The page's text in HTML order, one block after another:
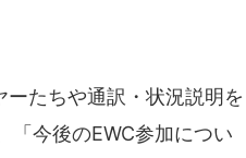
たちや通訳・状況説明を
「今後のEWC参加につい